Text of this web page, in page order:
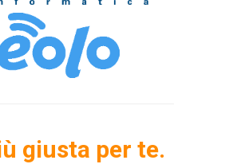
giusta per te.